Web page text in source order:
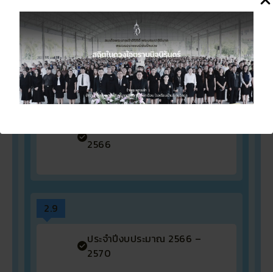
2.8
ประจำปีงบประมาณ 2566 –
2570
2566
2.9
ประจำปีงบประมาณ 2566 –
2570